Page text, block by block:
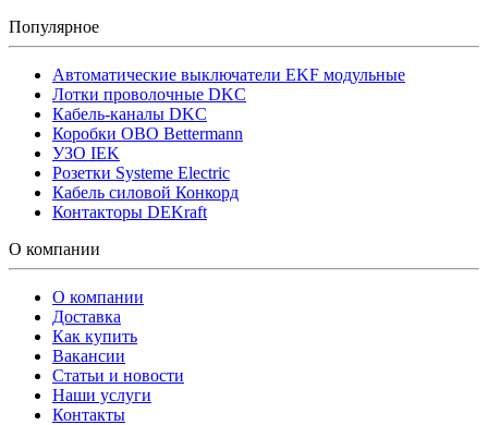
Популярное
Автоматические выключатели EKF модульные
Лотки проволочные DKC
Кабель-каналы DKC
Коробки OBO Bettermann
УЗО IEK
Розетки Systeme Electric
Кабель силовой Конкорд
Контакторы DEKraft
О компании
О компании
Доставка
Как купить
Вакансии
Статьи и новости
Наши услуги
Контакты